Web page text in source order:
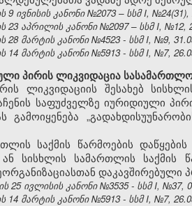
9 ივნისის კანონი №2073 – სსმ I, №24(31),
23 აპრილის კანონი №2097 – სსმ I, №12,
28 მარტის კანონი №4523 - სსმ I, №9,
14 მარტის კანონი №5913 - სსმ I, №7,
პირის ლიკვიდაცია სასამართლო
ლიკვიდაციის შესახებ
საფუძველზე იურიდიული
გამოიყენება
საქმის წარმოების
ან სისხლის სამართლის საქმის
დაკავშირებული
25 ივლისის კანონი №3535 - სსმ I, №37,
14 მარტის კანონი №5913 - სსმ I, №7,